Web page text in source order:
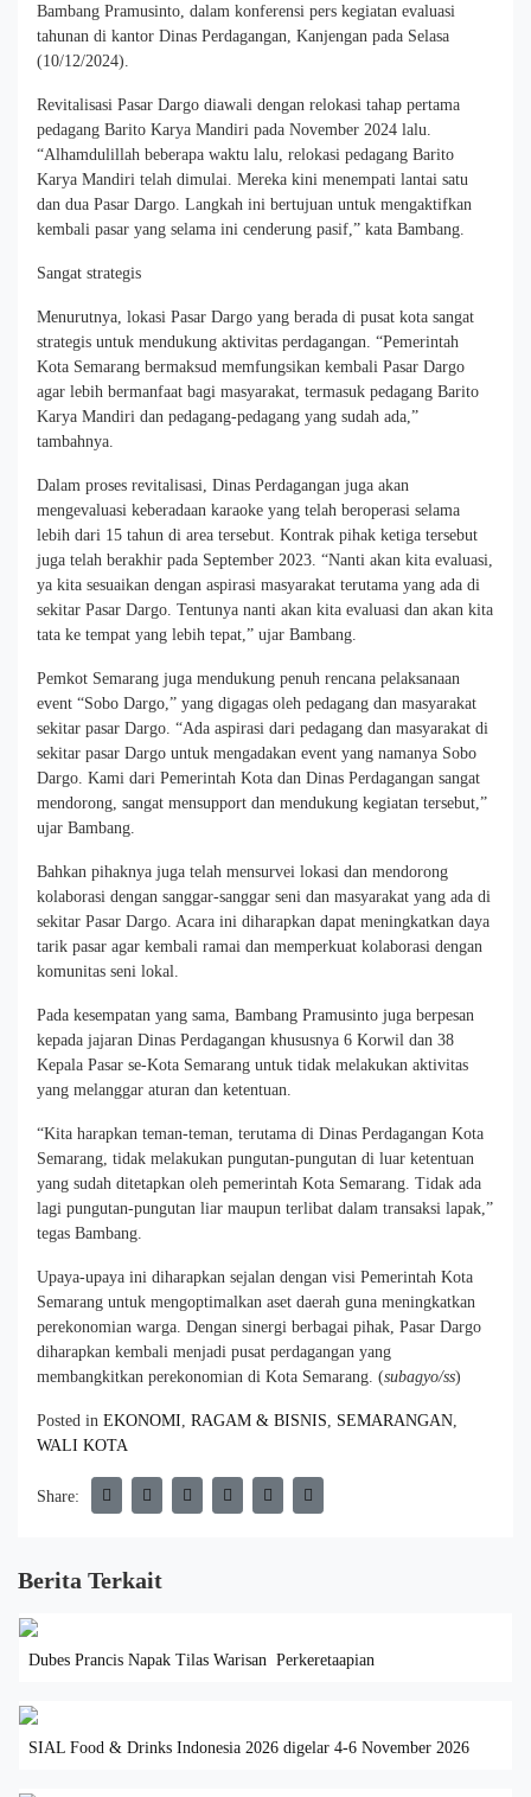
Bambang Pramusinto, dalam konferensi pers kegiatan evaluasi
tahunan di kantor Dinas Perdagangan, Kanjengan pada Selasa
(10/12/2024).
Revitalisasi Pasar Dargo diawali dengan relokasi tahap pertama
pedagang Barito Karya Mandiri pada November 2024 lalu.
“Alhamdulillah beberapa waktu lalu, relokasi pedagang Barito
Karya Mandiri telah dimulai. Mereka kini menempati lantai satu
dan dua Pasar Dargo. Langkah ini bertujuan untuk mengaktifkan
kembali pasar yang selama ini cenderung pasif,” kata Bambang.
Sangat strategis
Menurutnya, lokasi Pasar Dargo yang berada di pusat kota sangat
strategis untuk mendukung aktivitas perdagangan. “Pemerintah
Kota Semarang bermaksud memfungsikan kembali Pasar Dargo
agar lebih bermanfaat bagi masyarakat, termasuk pedagang Barito
Karya Mandiri dan pedagang-pedagang yang sudah ada,”
tambahnya.
Dalam proses revitalisasi, Dinas Perdagangan juga akan
mengevaluasi keberadaan karaoke yang telah beroperasi selama
lebih dari 15 tahun di area tersebut. Kontrak pihak ketiga tersebut
juga telah berakhir pada September 2023. “Nanti akan kita evaluasi,
ya kita sesuaikan dengan aspirasi masyarakat terutama yang ada di
sekitar Pasar Dargo. Tentunya nanti akan kita evaluasi dan akan kita
tata ke tempat yang lebih tepat,” ujar Bambang.
Pemkot Semarang juga mendukung penuh rencana pelaksanaan
event “Sobo Dargo,” yang digagas oleh pedagang dan masyarakat
sekitar pasar Dargo. “Ada aspirasi dari pedagang dan masyarakat di
sekitar pasar Dargo untuk mengadakan event yang namanya Sobo
Dargo. Kami dari Pemerintah Kota dan Dinas Perdagangan sangat
mendorong, sangat mensupport dan mendukung kegiatan tersebut,”
ujar Bambang.
Bahkan pihaknya juga telah mensurvei lokasi dan mendorong
kolaborasi dengan sanggar-sanggar seni dan masyarakat yang ada di
sekitar Pasar Dargo. Acara ini diharapkan dapat meningkatkan daya
tarik pasar agar kembali ramai dan memperkuat kolaborasi dengan
komunitas seni lokal.
Pada kesempatan yang sama, Bambang Pramusinto juga berpesan
kepada jajaran Dinas Perdagangan khususnya 6 Korwil dan 38
Kepala Pasar se-Kota Semarang untuk tidak melakukan aktivitas
yang melanggar aturan dan ketentuan.
“Kita harapkan teman-teman, terutama di Dinas Perdagangan Kota
Semarang, tidak melakukan pungutan-pungutan di luar ketentuan
yang sudah ditetapkan oleh pemerintah Kota Semarang. Tidak ada
lagi pungutan-pungutan liar maupun terlibat dalam transaksi lapak,”
tegas Bambang.
Upaya-upaya ini diharapkan sejalan dengan visi Pemerintah Kota
Semarang untuk mengoptimalkan aset daerah guna meningkatkan
perekonomian warga. Dengan sinergi berbagai pihak, Pasar Dargo
diharapkan kembali menjadi pusat perdagangan yang
membangkitkan perekonomian di Kota Semarang. (subagyo/ss)
Posted in EKONOMI, RAGAM & BISNIS, SEMARANGAN,
WALI KOTA
Share:
Berita Terkait
Dubes Prancis Napak Tilas Warisan Perkeretaapian
SIAL Food & Drinks Indonesia 2026 digelar 4-6 November 2026